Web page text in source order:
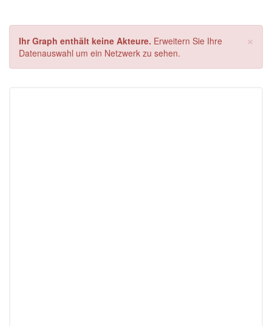
×
Ihr Graph enthält keine Akteure. Erweitern Sie Ihre
Datenauswahl um ein Netzwerk zu sehen.